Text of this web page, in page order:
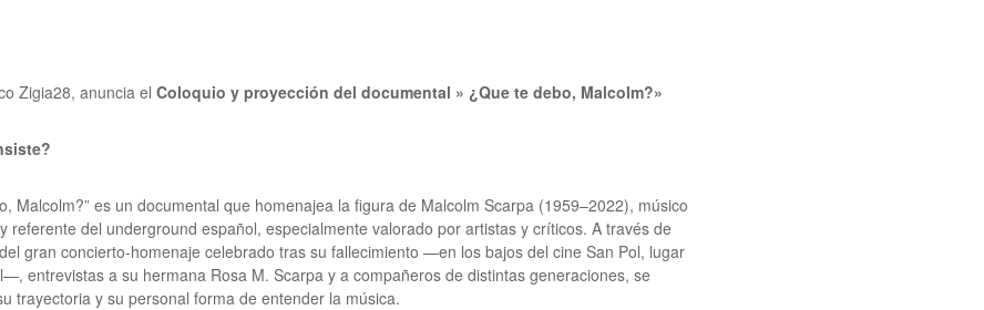
Zigia28, anuncia elColoquio y proyección del documental » ¿Que te debo, Malcolm?»
Malcolm?” es un documental que homenajea la figura de Malcolm Scarpa (1959–2022), músico
referente del underground español, especialmente valorado por artistas y críticos. A través de
gran concierto-homenaje celebrado tras su fallecimiento —en los bajos del cine San Pol, lugar
entrevistas a su hermana Rosa M. Scarpa y a compañeros de distintas generaciones, se
trayectoria y su personal forma de entender la música.